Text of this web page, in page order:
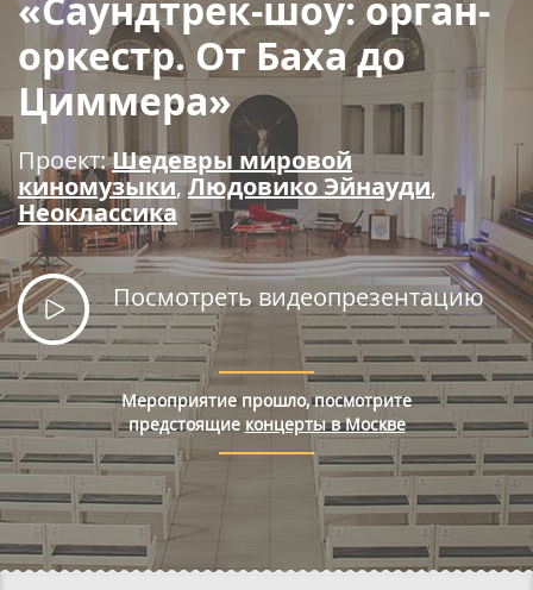
Правила покупки билетов
«Саундтрек-шоу: орган-
оркестр. От Баха до
Циммера»
Проект:Шедевры мировой
киномузыки,Людовико Эйнауди,
Неоклассика
Посмотреть видеопрезентацию
Мероприятие прошло, посмотрите
предстоящие концерты в Москве